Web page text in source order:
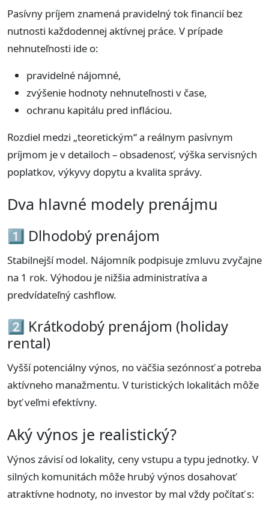
Pasívny príjem znamená pravidelný tok financií bez
nutnosti každodennej aktívnej práce. V prípade
nehnuteľnosti ide o:
pravidelné nájomné,
zvýšenie hodnoty nehnuteľnosti v čase,
ochranu kapitálu pred infláciou.
Rozdiel medzi „teoretickým“ a reálnym pasívnym
príjmom je v detailoch – obsadenosť, výška servisných
poplatkov, výkyvy dopytu a kvalita správy.
Dva hlavné modely prenájmu
1️⃣ Dlhodobý prenájom
Stabilnejší model. Nájomník podpisuje zmluvu zvyčajne
na 1 rok. Výhodou je nižšia administratíva a
predvídateľný cashflow.
2️⃣ Krátkodobý prenájom (holiday
rental)
Vyšší potenciálny výnos, no väčšia sezónnosť a potreba
aktívneho manažmentu. V turistických lokalitách môže
byť veľmi efektívny.
Aký výnos je realistický?
Výnos závisí od lokality, ceny vstupu a typu jednotky. V
silných komunitách môže hrubý výnos dosahovať
atraktívne hodnoty, no investor by mal vždy počítať s: